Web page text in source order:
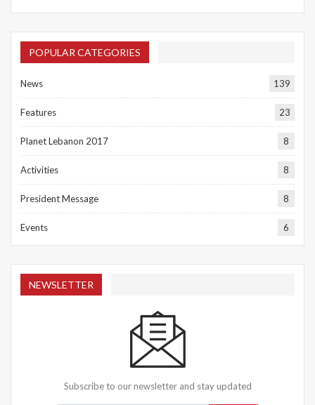
POPULAR CATEGORIES
News 139
Features 23
Planet Lebanon 2017 8
Activities 8
President Message 8
Events 6
NEWSLETTER
Subscribe to our newsletter and stay updated